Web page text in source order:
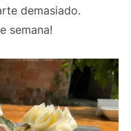
demasiado.
semana!